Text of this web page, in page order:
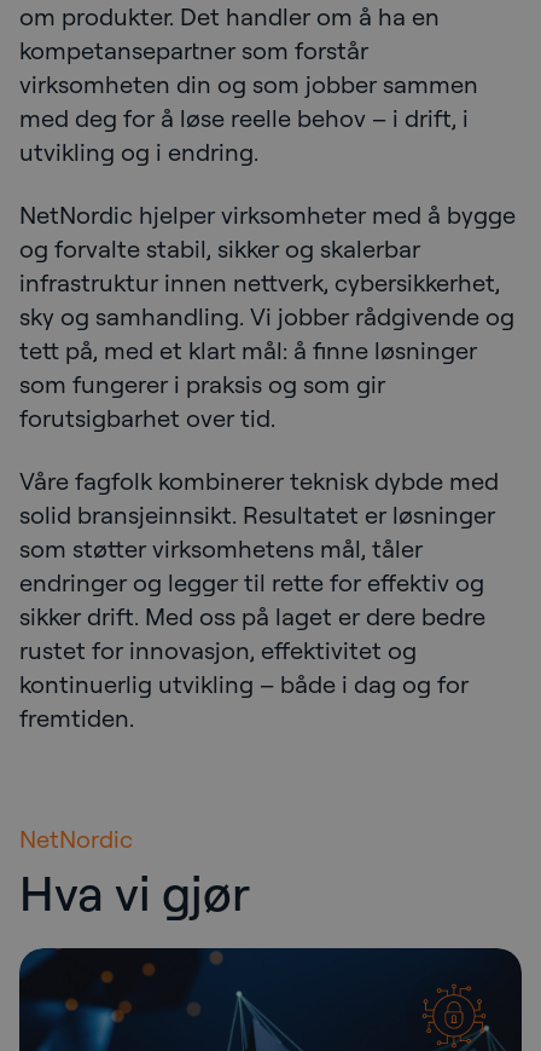
om produkter. Det handler om å ha en
kompetansepartner som forstår
virksomheten din og som jobber sammen
med deg for å løse reelle behov – i drift, i
utvikling og i endring.
NetNordic hjelper virksomheter med å bygge
og forvalte stabil, sikker og skalerbar
infrastruktur innen nettverk, cybersikkerhet,
sky og samhandling. Vi jobber rådgivende og
tett på, med et klart mål: å finne løsninger
som fungerer i praksis og som gir
forutsigbarhet over tid.
Våre fagfolk kombinerer teknisk dybde med
solid bransjeinnsikt. Resultatet er løsninger
som støtter virksomhetens mål, tåler
endringer og legger til rette for effektiv og
sikker drift. Med oss på laget er dere bedre
rustet for innovasjon, effektivitet og
kontinuerlig utvikling – både i dag og for
fremtiden.
NetNordic
Hva vi gjør